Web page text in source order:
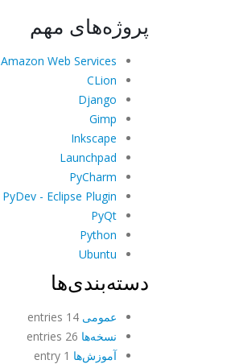
پروژه‌های مهم
Amazon Web Services
CLion
Django
Gimp
Inkscape
Launchpad
PyCharm
PyDev - Eclipse Plugin
PyQt
Python
Ubuntu
دسته‌بندی‌ها
عمومی
نسخه‌ها
آموزش‌ها